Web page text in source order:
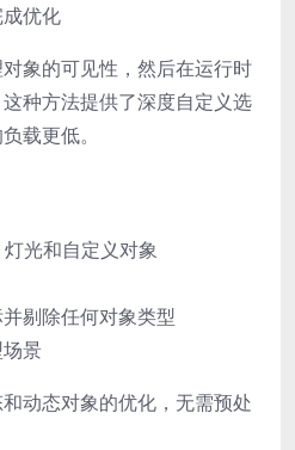
优化
象的可见性 ，然后在运行时
种方法提供了深度自定义选
载更低。
光和自定义对象
剔除任何对象类型
景
动态对象的优化，无需预处